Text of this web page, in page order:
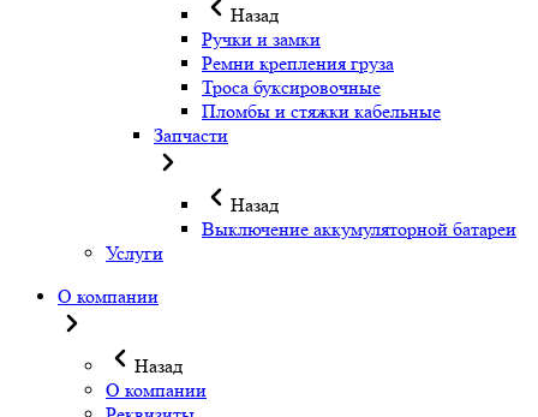
Назад
Ручки и замки
Ремни крепления груза
Троса буксировочные
Пломбы и стяжки кабельные
Запчасти
Назад
Выключение аккумуляторной батареи
Услуги
О компании
Назад
О компании